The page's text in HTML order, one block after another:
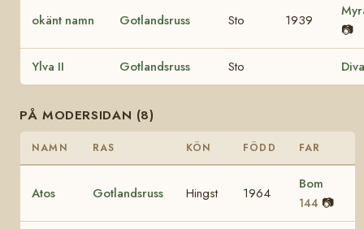
okänt namn Gotlandsruss Sto 1939
📷
Ylva II Gotlandsruss Sto
PÅ MODERSIDAN (8)
NAMN RAS KÖN FÖDD FAR
Atos Gotlandsruss Hingst 1964
Bom
144 📷